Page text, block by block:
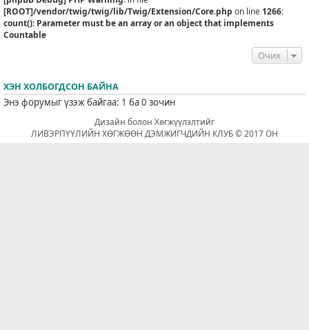
[ROOT]/vendor/twig/twig/lib/Twig/Extension/Core.php on line 1266:
count(): Parameter must be an array or an object that implements
Countable
Очих
ХЭН ХОЛБОГДСОН БАЙНА
Энэ форумыг үзэж байгаа: 1 ба 0 зочин
Дизайн болон Хөгжүүлэлтийг
ЛИВЭРПҮҮЛИЙН ХӨГЖӨӨН ДЭМЖИГЧДИЙН КЛУБ © 2017 ОН